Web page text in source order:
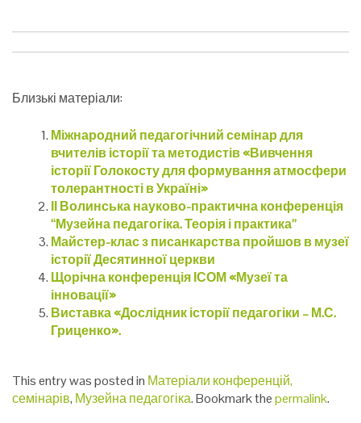
Близькі матеріали:
Міжнародний педагогічний семінар для
вчителів історії та методистів «Вивчення
історії Голокосту для формування атмосфери
толерантності в Україні»
ІІ Волинська науково-практична конференція
“Музейна педагогіка. Теорія і практика”
Майстер-клас з писанкарства пройшов в музеї
історії Десятинної церкви
Щорічна конференція ІСОМ «Музеї та
інновації»
Виставка «Дослідник історії педагогіки – М.С.
Гриценко».
This entry was posted in Матеріали конференцій,
семінарів, Музейна педагогіка. Bookmark thepermalink.